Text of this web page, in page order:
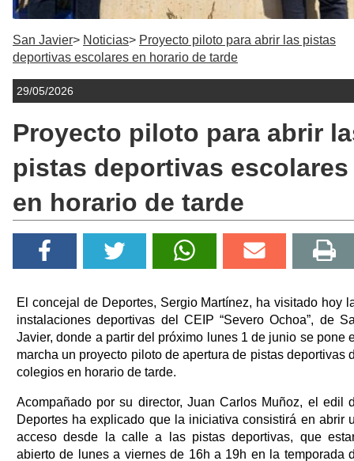
San Javier Noticias
Proyecto piloto para abrir las pistas
deportivas escolares en horario de tarde
29/05/2026
Proyecto piloto para abrir
pistas deportivas escolares
en horario de tarde
El concejal de Deportes, Sergio Martínez, ha visitado hoy
instalaciones deportivas del CEIP “Severo Ochoa”, de
Javier, donde a partir del próximo lunes 1 de junio se pone
marcha un proyecto piloto de apertura de pistas deportivas
colegios en horario de tarde.
Acompañado por su director, Juan Carlos Muñoz, el edil
Deportes ha explicado que la iniciativa consistirá en abrir
acceso desde la calle a las pistas deportivas, que
abierto de lunes a viernes de 16h a 19h en la temporada